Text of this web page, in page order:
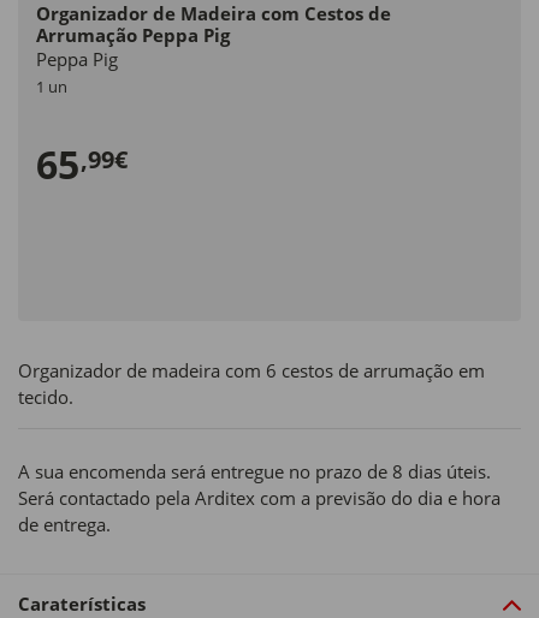
Organizador de Madeira com Cestos de
Arrumação Peppa Pig
Peppa Pig
1 un
65,99€
Organizador de madeira com 6 cestos de arrumação em
tecido.
A sua encomenda será entregue no prazo de 8 dias úteis.
Será contactado pela Arditex com a previsão do dia e hora
de entrega.
Caraterísticas